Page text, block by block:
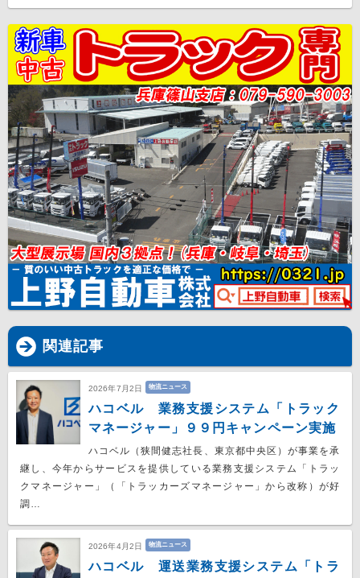
関連記事
2026年7月2日 物流ニュース
ハコベル 業務支援システム「トラック
マネージャー」９９円キャンペーン実施
ハコベル（狭間健志社長、東京都中央区）が事業を承
継し、今年からサービスを提供している業務支援システム「トラッ
クマネージャー」（「トラッカーズマネージャー」から改称）が好
調…
2026年4月2日 物流ニュース
ハコベル 運送業務支援システム「トラ